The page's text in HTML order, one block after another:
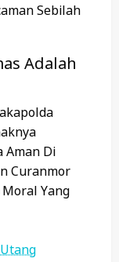
Sebilah
Adalah
Aman Di
Curanmor
Yang
Utang